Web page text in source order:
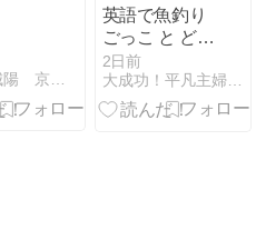
英語で魚釣り
ごっこ と どう
ぶつ弁護団
2日前
大成功！平凡主婦の起業秘話